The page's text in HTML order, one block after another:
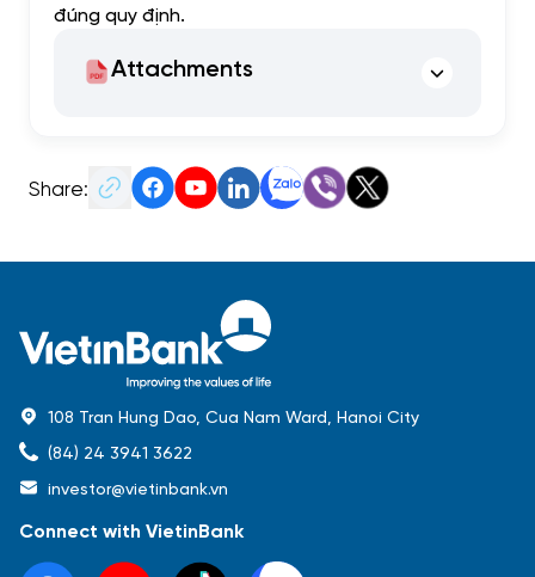
đúng quy định.
Attachments
Share:
108 Tran Hung Dao, Cua Nam Ward, Hanoi City
(84) 24 3941 3622
investor@vietinbank.vn
Connect with VietinBank